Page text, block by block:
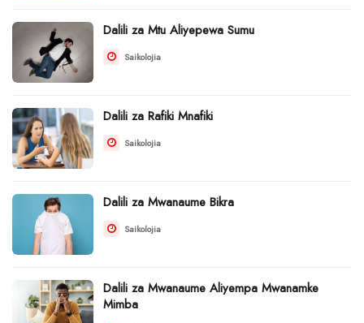
Dalili za Mtu Aliyepewa Sumu
Saikolojia
Dalili za Rafiki Mnafiki
Saikolojia
Dalili za Mwanaume Bikra
Saikolojia
Dalili za Mwanaume Aliyempa Mwanamke
Mimba